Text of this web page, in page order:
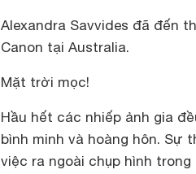
Alexandra Savvides đã đến
Canon tại Australia.
Mặt trời mọc!
Hầu hết các nhiếp ảnh gia
bình minh và hoàng hôn. Sự
việc ra ngoài chụp hình